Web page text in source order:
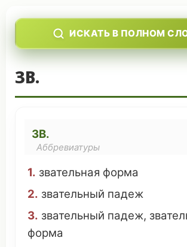
ИСКАТЬ В ПОЛНОМ
ЗВ.
ЗВ.
Аббревиатуры
1. звательная форма
2. звательный падеж
3. звательный падеж,
форма